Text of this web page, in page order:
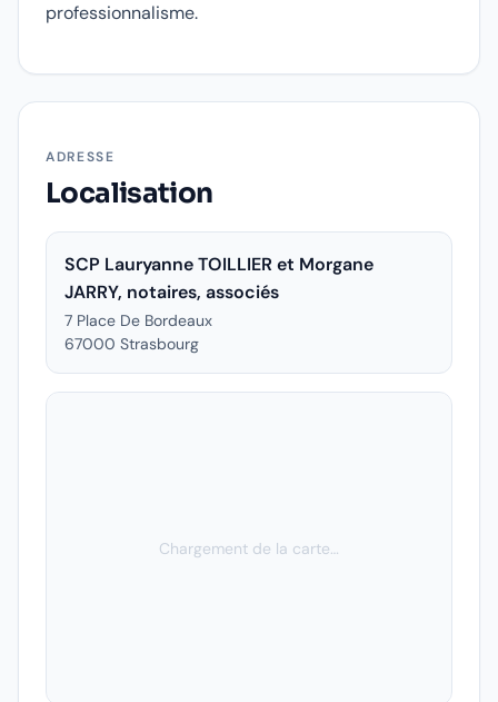
professionnalisme.
ADRESSE
Localisation
SCP Lauryanne TOILLIER et Morgane
JARRY, notaires, associés
7 Place De Bordeaux
67000 Strasbourg
Chargement de la carte…